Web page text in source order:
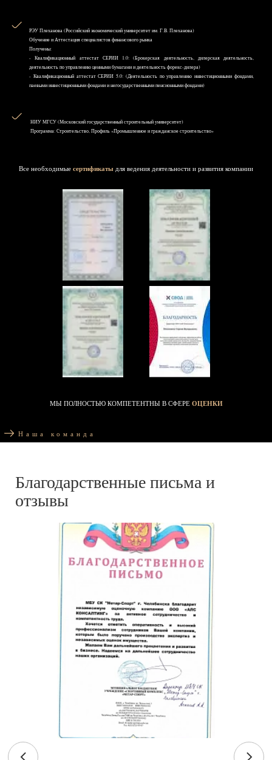
РЭУ Плеханова (Российский экономический университет им. Г.В. Плеханова)
Обучение и Аттестация специалистов финансового рынка
Получены:
- Квалификационный аттестат СЕРИИ 1.0: (Брокерская деятельность, дилерская деятельность,
деятельность по управлению ценными бумагами и деятельность форекс-дилера)
- Квалификационный аттестат СЕРИИ 5.0: (Деятельность по управлению инвестиционными фондами,
паевыми инвестиционными фондами и негосударственными пенсионными фондами)
НИУ MГСУ (Московский государственный строительный университет)
Программа: Строительство, Профиль «Промышленное и гражданское строительство»
Все необходимые сертификаты для ведения деятельности и развития компании
МЫ ПОЛНОСТЬЮ КОМПЕТЕНТНЫ В СФЕРЕ ОЦЕНКИ
Наша команда
Благодарственные письма и
отзывы